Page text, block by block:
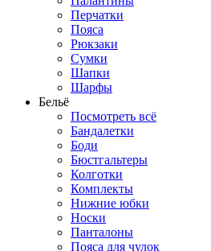
Перчатки
Пояса
Рюкзаки
Сумки
Шапки
Шарфы
Бельё
Посмотреть всё
Бандалетки
Боди
Бюстгальтеры
Колготки
Комплекты
Нижние юбки
Носки
Панталоны
Поясa для чулок